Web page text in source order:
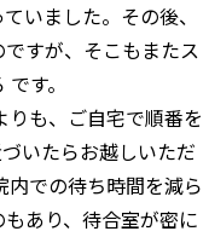
いました。その後、
すが、そこもまたス
す。
も、ご自宅で順番を
いたらお越しいただ
内での待ち時間を減ら
あり、待合室が密に